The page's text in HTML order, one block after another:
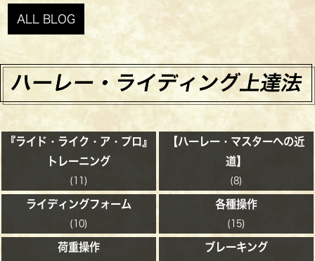
ALL BLOG
『ライド・ライク・ア・プロ』
トレーニング
(11)
【ハーレー・マスターへの近
道】
(8)
ライディングフォーム
(10)
各種操作
(15)
荷重操作 ブレーキング